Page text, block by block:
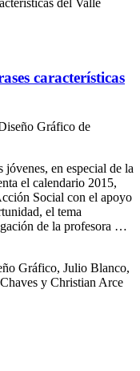
del Valle
características
Gráfico de
en especial de la
el calendario 2015,
Social con el apoyo
el tema
de la profesora …
Gráfico, Julio Blanco,
y Christian Arce